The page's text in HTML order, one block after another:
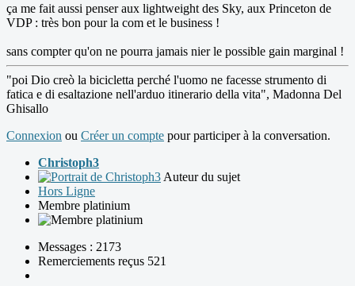
ça me fait aussi penser aux lightweight des Sky, aux Princeton de
VDP : très bon pour la com et le business !
sans compter qu'on ne pourra jamais nier le possible gain marginal !
"poi Dio creò la bicicletta perché l'uomo ne facesse strumento di
fatica e di esaltazione nell'arduo itinerario della vita", Madonna Del
Ghisallo
Connexion ou Créer un compte pour participer à la conversation.
Christoph3
Auteur du sujet
Hors Ligne
Membre platinium
Messages : 2173
Remerciements reçus 521